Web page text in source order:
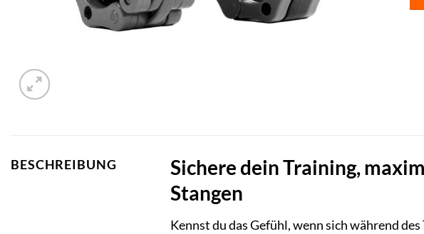
BESCHREIBUNG
Sichere dein Training,
Stangen
Kennst du das Gefühl, wenn sich während